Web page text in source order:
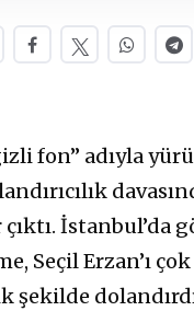
fon” adıyla
İstanbul’da
Seçil Erzan’ı çok
şekilde